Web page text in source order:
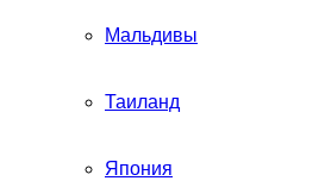
Мальдивы
Таиланд
Япония